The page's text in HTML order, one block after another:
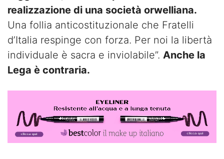
realizzazione di una società orwelliana.
Una follia anticostituzionale che Fratelli
d’Italia respinge con forza. Per noi la libertà
individuale è sacra e inviolabile”. Anche la
Lega è contraria.